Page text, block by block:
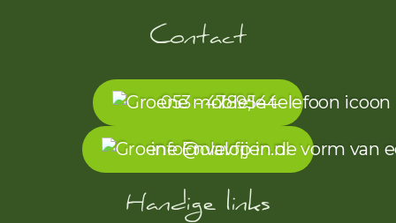
mijn praktijkexamen.
ik die goede ritten voor
een groot deel aan
mijn instructrice te
danken.
leuke lessen en de
Contact
053 - 4789544
info@olavfijen.nl
Handige links